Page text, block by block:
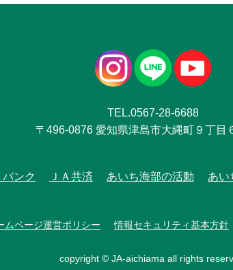
TEL.0567-28-6688
〒496-0876 愛知県津島市大縄町９丁目
バンク ＪＡ共済 あいち海部の活動 あい
ムページ運営ポリシー 情報セキュリティ基本方針
copyright © JA-aichiama all rights